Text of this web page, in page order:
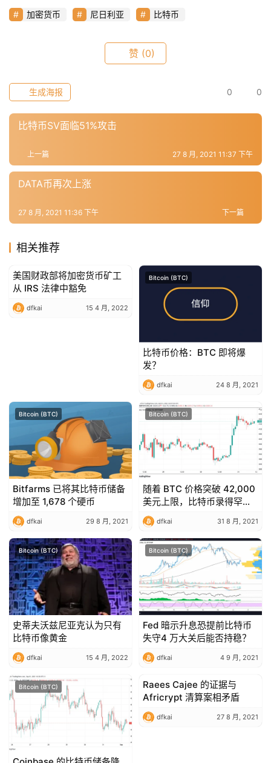
推
荐
加密货币 尼日利亚 比特币
赞 (0)
0 0
生成海报
比特币SV面临51%攻击
上一篇 27 8 月, 2021 11:37 下午
DATA币再次上涨
下一篇
27 8 月, 2021 11:36 下午
相关推荐
Bitcoin (BTC)
美国财政部将加密货币矿工
从 IRS 法律中豁免
dfkai 15 4 月, 2022
Bitcoin (BTC)
比特币价格：BTC 即将爆
发？
dfkai 24 8 月, 2021
Bitcoin (BTC)
Bitfarms 已将其比特币储备
增加至 1,678 个硬币
dfkai 29 8 月, 2021
Bitcoin (BTC)
随着 BTC 价格突破 42,000
美元上限，比特币录得罕见
的 10 天连胜纪录
dfkai 31 8 月, 2021
Bitcoin (BTC)
史蒂夫沃兹尼亚克认为只有
比特币像黄金
dfkai 15 4 月, 2022
Bitcoin (BTC)
Fed 暗示升息恐提前比特币
失守4 万大关后能否持稳？
dfkai 4 9 月, 2021
Bitcoin (BTC) Bitcoin (BTC)
Raees Cajee 的证据与
Africrypt 清算案相矛盾
dfkai 27 8 月, 2021